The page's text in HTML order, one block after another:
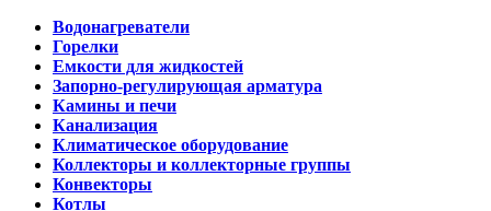
Водонагреватели
Горелки
Емкости для жидкостей
Запорно-регулирующая арматура
Камины и печи
Канализация
Климатическое оборудование
Коллекторы и коллекторные группы
Конвекторы
Котлы